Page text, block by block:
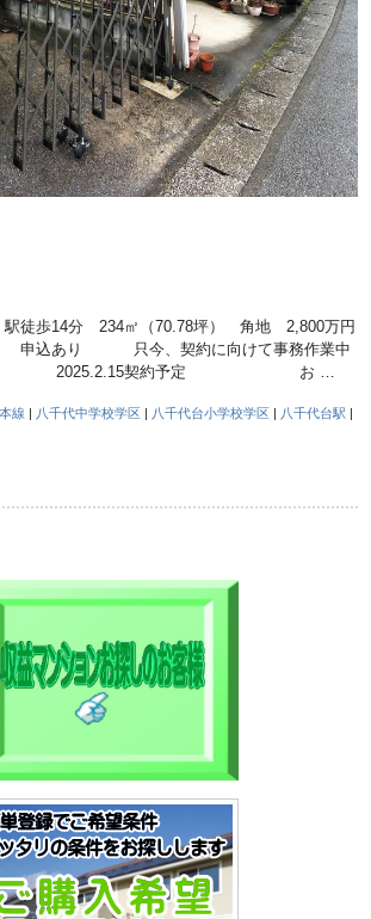
駅徒歩14分 234㎡（70.78坪） 角地 2,800万円
、契約に向けて事務作業中
す。 2025.2.15契約予定 お …
線 八千代中学校学区 八千代台小学校学区 八千代台駅